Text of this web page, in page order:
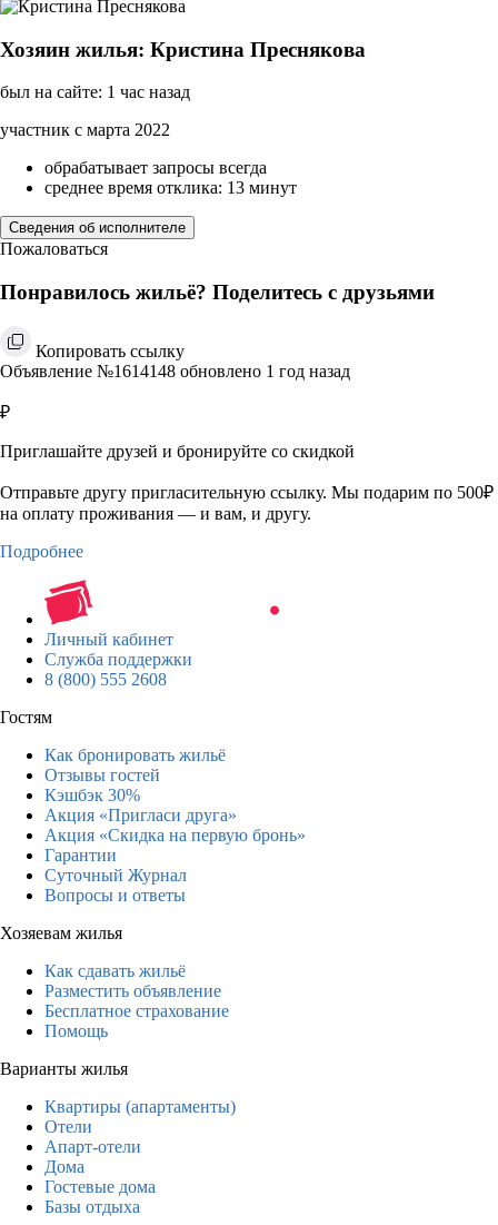
Хозяин жилья: Кристина Преснякова
был на сайте: 1 час назад
участник с марта 2022
обрабатывает запросы всегда
среднее время отклика: 13 минут
Сведения об исполнителе
Пожаловаться
Понравилось жильё? Поделитесь с друзьями
Копировать ссылку
Объявление №1614148 обновлено 1 год назад
₽
Приглашайте друзей и бронируйте со скидкой
Отправьте другу пригласительную ссылку. Мы подарим по 500₽
на оплату проживания — и вам, и другу.
Подробнее
Личный кабинет
Служба поддержки
8 (800) 555 2608
Гостям
Как бронировать жильё
Отзывы гостей
Кэшбэк 30%
Акция «Пригласи друга»
Акция «Скидка на первую бронь»
Гарантии
Суточный Журнал
Вопросы и ответы
Хозяевам жилья
Как сдавать жильё
Разместить объявление
Бесплатное страхование
Помощь
Варианты жилья
Квартиры (апартаменты)
Отели
Апарт-отели
Дома
Гостевые дома
Базы отдыха